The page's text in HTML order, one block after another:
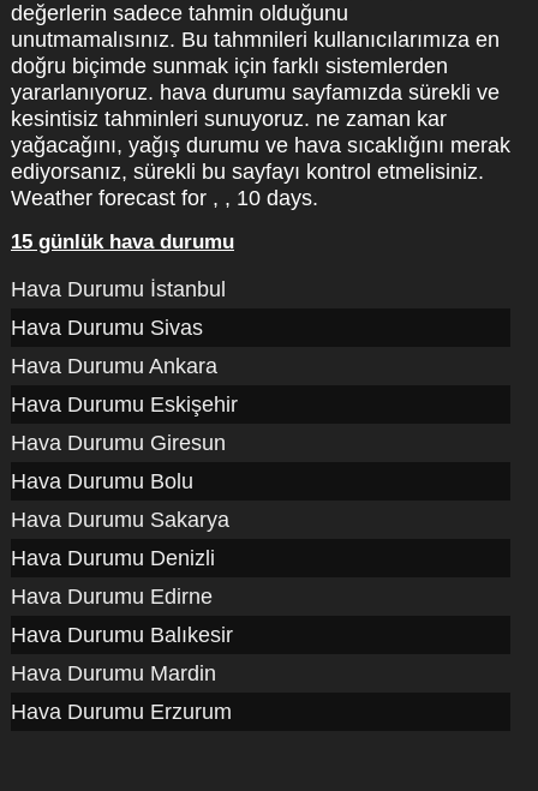
değerlerin sadece tahmin olduğunu
unutmamalısınız. Bu tahmnileri kullanıcılarımıza en
doğru biçimde sunmak için farklı sistemlerden
yararlanıyoruz. hava durumu sayfamızda sürekli ve
kesintisiz tahminleri sunuyoruz. ne zaman kar
yağacağını, yağış durumu ve hava sıcaklığını merak
ediyorsanız, sürekli bu sayfayı kontrol etmelisiniz.
Weather forecast for , , 10 days.
15 günlük hava durumu
Hava Durumu İstanbul
Hava Durumu Sivas
Hava Durumu Ankara
Hava Durumu Eskişehir
Hava Durumu Giresun
Hava Durumu Bolu
Hava Durumu Sakarya
Hava Durumu Denizli
Hava Durumu Edirne
Hava Durumu Balıkesir
Hava Durumu Mardin
Hava Durumu Erzurum